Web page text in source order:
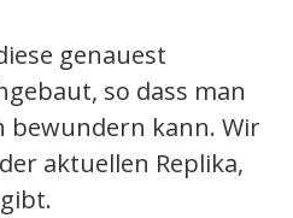
genauest
so dass man
bewundern kann. Wir
aktuellen Replika,